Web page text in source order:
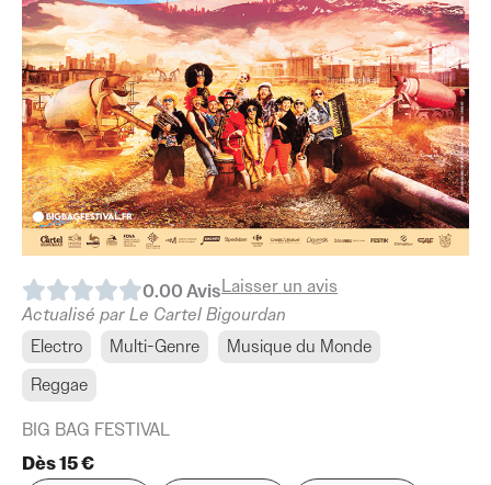
0.00AvisLaisser un avis
Actualisé par Le Cartel Bigourdan
Electro
Multi-Genre
Musique du Monde
Reggae
BIG BAG FESTIVAL
Dès 15 €